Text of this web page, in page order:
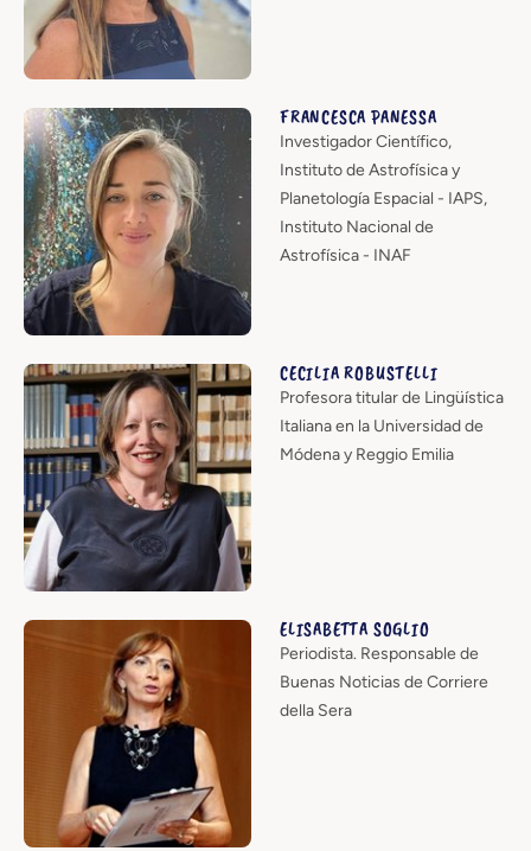
FRANCESCA PANESSA
Investigador Científico,
Instituto de Astrofísica y
Planetología Espacial - IAPS,
Instituto Nacional de
Astrofísica - INAF
CECILIA ROBUSTELLI
Profesora titular de Lingüística
Italiana en la Universidad de
Módena y Reggio Emilia
ELISABETTA SOGLIO
Periodista. Responsable de
Buenas Noticias de Corriere
della Sera